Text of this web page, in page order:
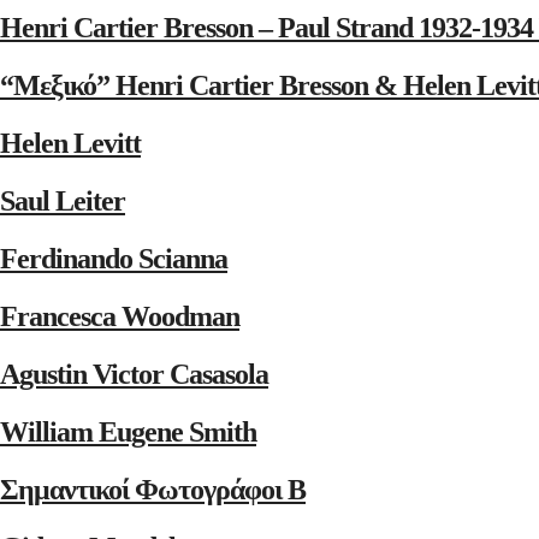
Henri Cartier Bresson – Paul Strand 1932-
“Μεξικό” Henri Cartier Bresson & Helen
Helen Levitt
Saul Leiter
Ferdinando Scianna
Francesca Woodman
Agustin Victor Casasola
William Eugene Smith
Σημαντικοί Φωτογράφοι Β